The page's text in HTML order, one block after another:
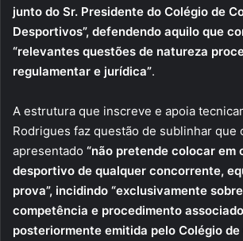
junto do Sr. Presidente do Colégio de
Desportivos”, defendendo aquilo que
“relevantes questões de natureza
regulamentar e jurídica”.
A estrutura que inscreve e apoia
Rodrigues faz questão de sublinhar que
apresentado “não pretende colocar em
desportivo de qualquer concorrente,
prova”, incidindo “exclusivamente
competência e procedimento
posteriormente emitida pelo Colégio de